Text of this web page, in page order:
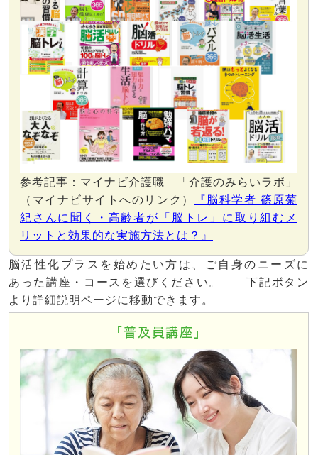
参考記事：マイナビ介護職 「介護のみらいラボ」
（マイナビサイトへのリンク）
『脳科学者 篠原菊
紀さんに聞く・高齢者が「脳トレ」に取り組むメ
リットと効果的な実施方法とは？』
脳活性化プラスを始めたい方は、ご自身のニーズに
あった講座・コースを選びください。
下記ボタン
より詳細説明ページに移動できます。
「普及員講座」